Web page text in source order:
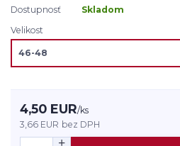
Dostupnosť
Skladom
Velikost
4,50 EUR/ks
3,66 EUR bez DPH